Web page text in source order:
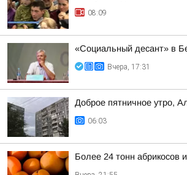
08:09
«Социальный десант» в
Вчера, 17:31
Доброе пятничное утро,
06:03
Более 24 тонн абрикосов